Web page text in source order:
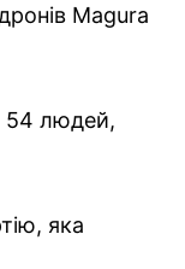
Magura
54 людей,
яка